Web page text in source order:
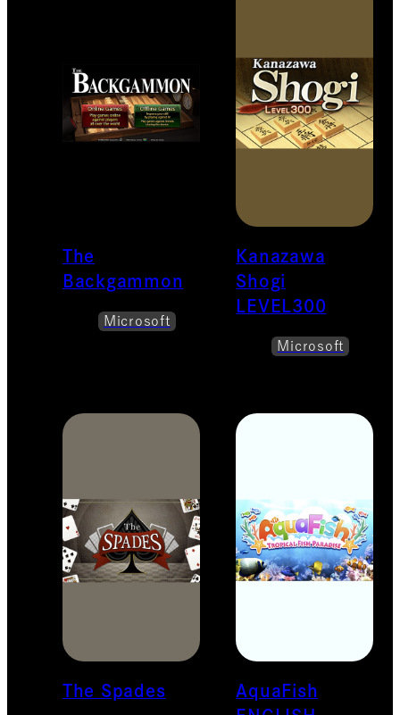
The
Backgammon
Microsoft
Kanazawa
Shogi
LEVEL300
Microsoft
The Spades
AquaFish